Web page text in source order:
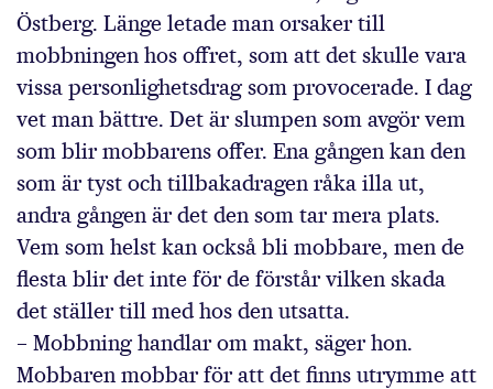
Östberg. Länge letade man orsaker till
mobbningen hos offret, som att det skulle vara
vissa personlighetsdrag som provocerade. I dag
vet man bättre. Det är slumpen som avgör vem
som blir mobbarens offer. Ena gången kan den
som är tyst och tillbakadragen råka illa ut,
andra gången är det den som tar mera plats.
Vem som helst kan också bli mobbare, men de
flesta blir det inte för de förstår vilken skada
det ställer till med hos den utsatta.
– Mobbning handlar om makt, säger hon.
Mobbaren mobbar för att det finns utrymme att